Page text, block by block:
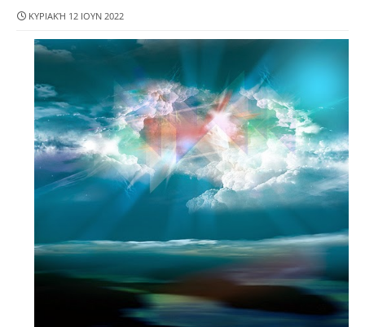
ΚΥΡΙΑΚΉ 12 ΙΟΥΝ 2022